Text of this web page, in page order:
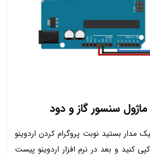
ماژول سنسور گاز و دود
مدار بستید نوبت پروگرام کردن اردوینو
کنید و بعد در نرم افزار اردوینو پیست